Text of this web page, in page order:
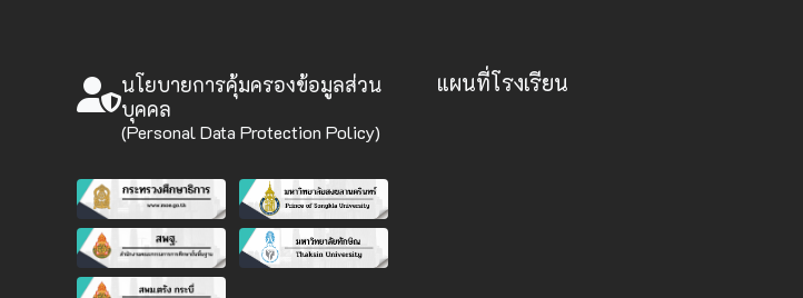
นโยบายการคุ้มครองข้อมูลส่วน
บุคคล
(Personal Data Protection Policy)
แผนที่โรงเรียน